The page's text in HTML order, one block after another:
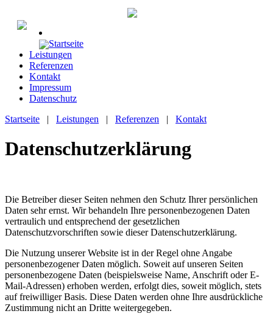
Startseite
Leistungen
Referenzen
Kontakt
Impressum
Datenschutz
Startseite
| Leistungen | Referenzen | Kontakt
Datenschutzerklärung
Die Betreiber dieser Seiten nehmen den Schutz Ihrer persönlichen
Daten sehr ernst. Wir behandeln Ihre personenbezogenen Daten
vertraulich und entsprechend der gesetzlichen
Datenschutzvorschriften sowie dieser Datenschutzerklärung.
Die Nutzung unserer Website ist in der Regel ohne Angabe
personenbezogener Daten möglich. Soweit auf unseren Seiten
personenbezogene Daten (beispielsweise Name, Anschrift oder E-
Mail-Adressen) erhoben werden, erfolgt dies, soweit möglich, stets
auf freiwilliger Basis. Diese Daten werden ohne Ihre ausdrückliche
Zustimmung nicht an Dritte weitergegeben.